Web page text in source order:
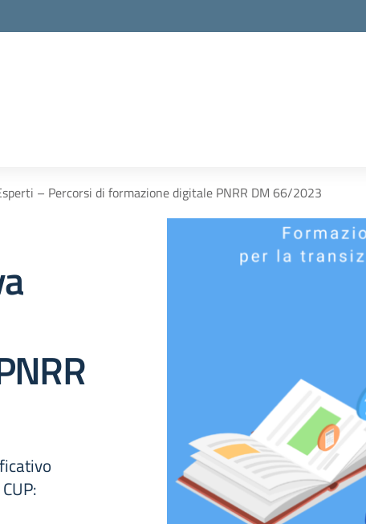
– Percorsi di formazione digitale PNRR DM 66/2023